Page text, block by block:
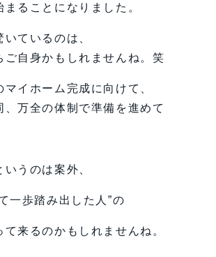
ることになりました。
ているのは、
ご自身かもしれませんね。笑
マイホーム完成に向けて、
、万全の体制で準備を進めて
いうのは案外、
一歩踏み出した人”の
て来るのかもしれませんね。